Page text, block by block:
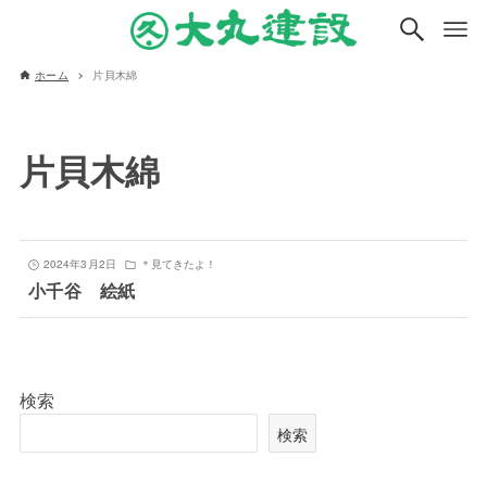
ホーム 片貝木綿
片貝木綿
2024年3月2日 ＊見てきたよ！
小千谷 絵紙
検索
検索